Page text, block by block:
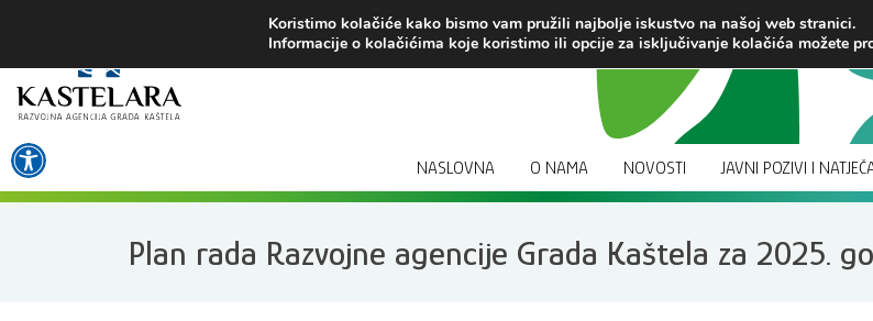
Open toolbar
sadržaj
NASLOVNA O NAMA NOVOSTI JAVNI POZIVI I
Plan rada Razvojne agencije Grada Kaštela za 2025.
Koristimo kolačiće kako bismo vam pružili najbolje iskustvo na našoj web stranici.
Informacije o kolačićima koje koristimo ili opcije za isključivanje kolačića možete